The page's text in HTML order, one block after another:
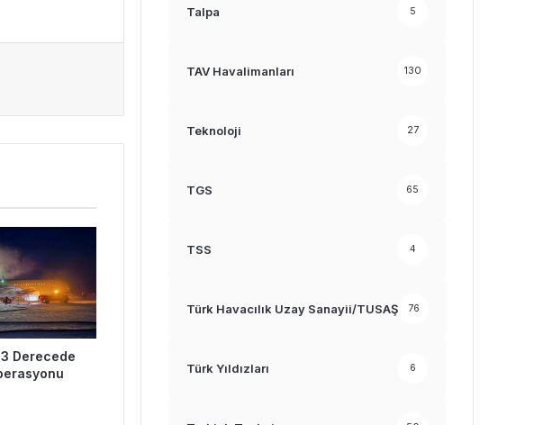
Derecede
Talpa 5
TAV Havalimanları 130
Teknoloji 27
TGS 65
TSS 4
Türk Havacılık Uzay Sanayii/TUSAŞ 76
Türk Yıldızları 6